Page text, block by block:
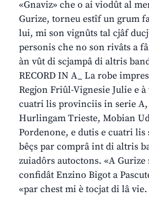
«Gnaviz» che o ai viodût al
Gurize, torneu estîf un grum
lui, mi son vignûts tal cjâf
personis che no son rivâts a
àn vût di scjampâ di altris
RECORD IN A_ La robe
Regjon Friûl-Vignesie Julie e
cuatri lis provinciis in serie A,
Hurlingam Trieste, Mobian
Pordenone, e dutis e cuatri
bêçs par comprâ int di altris
zuiadôrs autoctons. «A
confidât Enzino Bigot a
«par chest mi è tocjat di lâ